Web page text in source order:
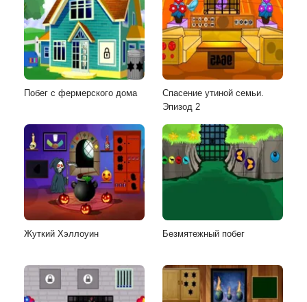
Побег с фермерского дома
Спасение утиной семьи.
Эпизод 2
Жуткий Хэллоуин Безмятежный побег